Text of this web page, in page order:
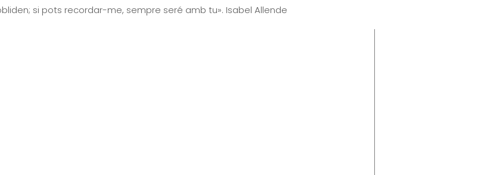
si pots recordar-me, sempre seré amb tu». Isabel Allende